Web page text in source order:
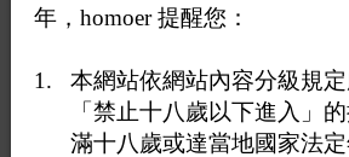
年，homoer 提醒您：
本網站依網站內容分級規
「禁止十八歲以下進入」
滿十八歲或達當地國家法